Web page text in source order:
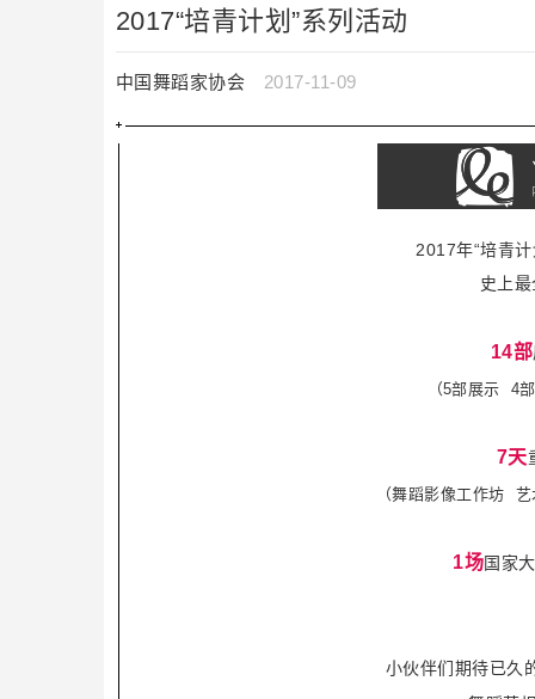
2017“培青计划”系列活动
中国舞蹈家协会 2017-11-09
2017年“培青
史上最
14部
（5部展示 4
7天
（舞蹈影像工作坊
1场国家
小伙伴们期待已久